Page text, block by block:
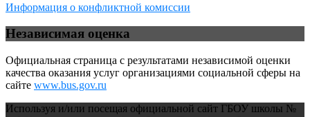
Информация о конфликтной комиссии
Независимая оценка
Официальная страница с результатами независимой оценки
качества оказания услуг организациями социальной сферы на
сайте www.bus.gov.ru
Используя и/или посещая официальной сайт ГБОУ школы №